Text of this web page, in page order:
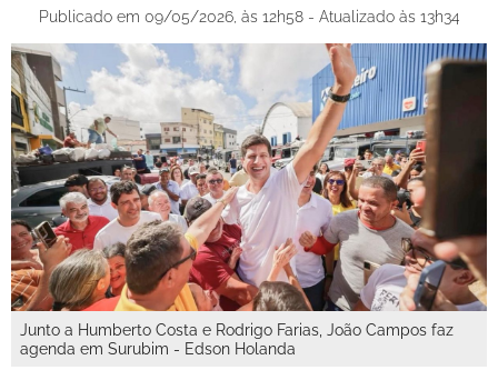
Publicado em 09/05/2026, às 12h58 - Atualizado às 13h34
Junto a Humberto Costa e Rodrigo Farias, João Campos faz
agenda em Surubim - Edson Holanda